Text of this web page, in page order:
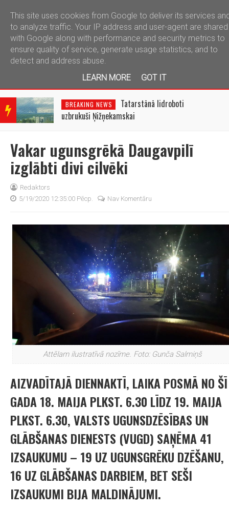
telegram
BRE
AKIN
NEW
BREAKING NEWS
Tatarstānā lidroboti
uzbrukuši Ņižņekamskai
Vakar ugunsgrēkā Daugavpilī
izglābti divi cilvēki
Redaktors
5/19/2020 12:35:00 Pēcp.
Nav Komentāru
Attēlam ilustratīvā nozīme. Foto: Gunča Salmiņš
AIZVADĪTAJĀ DIENNAKTĪ, LAIKA POSMĀ NO ŠĪ
GADA 18. MAIJA PLKST. 6.30 LĪDZ 19. MAIJA
PLKST. 6.30, VALSTS UGUNSDZĒSĪBAS UN
GLĀBŠANAS DIENESTS (VUGD) SAŅĒMA 41
IZSAUKUMU – 19 UZ UGUNSGRĒKU DZĒŠANU,
16 UZ GLĀBŠANAS DARBIEM, BET SEŠI
IZSAUKUMI BIJA MALDINĀJUMI.
This site uses cookies from Google to deliver its services
to analyze traffic. Your IP address and user-agent are shared
with Google along with performance and security metrics to
ensure quality of service, generate usage statistics, and to
detect and address abuse.
LEARN MORE
GOT IT